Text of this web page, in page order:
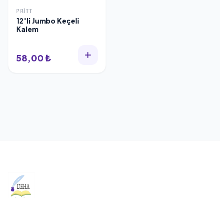
PRITT
12'li Jumbo Keçeli
Kalem
58,00 ₺